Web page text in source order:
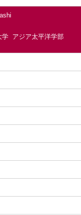
学 アジア太平洋学部